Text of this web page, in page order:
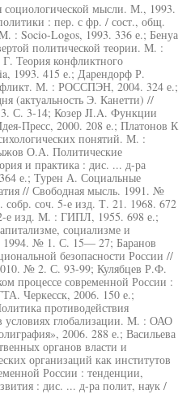
мысли. М., 1993.
: пер. с фр. / сост., общ.
: Socio-Logos, 1993. 336 е.; Бенуа
политической теории. М. :
Теория конфликтного
1993. 415 е.; Дарендорф Р.
М. : РОССПЭН, 2004. 324 е.;
(актуальность Э. Канетти) //
С. 3-14; Козер JI.A. Функции
Пресс, 2000. 208 е.; Платонов К
понятий. М. :
О.А. Политические
и практика : дис. ... д-ра
е.; Турен А. Социальные
// Свободная мысль. 1991. №
соч. 5-е изд. Т. 21. 1968. 672
е изд. М. : ГИПЛ, 1955. 698 е.;
социализме и
1994. № 1. С. 15— 27; Баранов
безопасности России //
№ 2. С. 93-99; Кулябцев Р.Ф.
процессе современной России :
Черкесск, 2006. 150 е.;
противодействия
условиях глобализации. М. : ОАО
2006. 288 е.; Васильева
органов власти и
организаций как институтов
России : тенденции,
: дис. ... д-ра полит, наук /